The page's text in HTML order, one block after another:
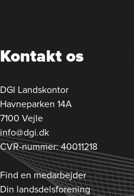
Kontakt os
DGI Landskontor
Havneparken 14A
7100 Vejle
info@dgi.dk
CVR-nummer: 40011218
Find en medarbejder
Din landsdelsforening